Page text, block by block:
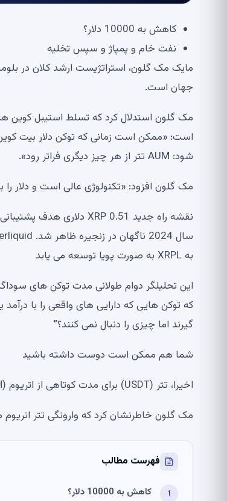
کاهش به 10000 دلار؟
نفت خام و پمپاژ و سپس تخلیه
مایک مک گلون، استراتژیست ارشد کلان در
جهان است.
مک گلون استدلال کرد که تسلط استیبل کوین
است: «ممکن است زمانی که توکن دلار بیت
شود: AUM تتر از هر چیز دیگری فراتر رود».
مک گلون افزود: «تکنولوژی عالی است و دلار
به XRPL به صورت پویا توسعه می یابد
این تحلیلگر دوام طولانی مدت توکن های
که توکن هایی که دارایی های واقعی را با درآمد
گیرند اما چیزی را دنبال نمی کنند؟”
شما هم ممکن است دوست داشته باشید
اخیرا، تتر (USDT) برای مدت کوتاهی از اتریوم (ETH) پیشی گرفت و به دومین ارز دیجیتال بزرگ از نظر ارزش بازار تبدیل شد.
مک گلون خاطرنشان کرد که وارونگی تتر اتریوم
فهرست مطالب
کاهش به 10000 دلار؟